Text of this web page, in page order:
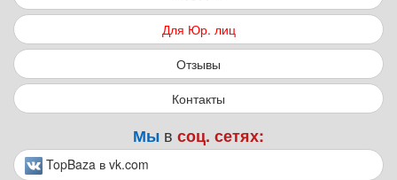
Для Юр. лиц
Отзывы
Контакты
Мы в соц. сетях:
TopBaza в vk.com